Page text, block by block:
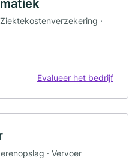
·
Evalueer het bedrijf
· Vervoer